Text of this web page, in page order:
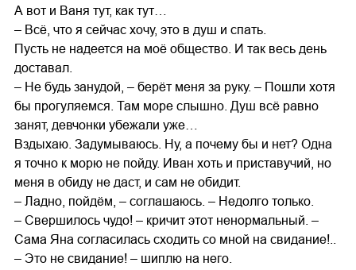
А вот и Ваня тут, как тут…
– Всё, что я сейчас хочу, это в душ и спать.
Пусть не надеется на моё общество. И так весь день
доставал.
– Не будь занудой, – берёт меня за руку. – Пошли хотя
бы прогуляемся. Там море слышно. Душ всё равно
занят, девчонки убежали уже…
Вздыхаю. Задумываюсь. Ну, а почему бы и нет? Одна
я точно к морю не пойду. Иван хоть и приставучий, но
меня в обиду не даст, и сам не обидит.
– Ладно, пойдём, – соглашаюсь. – Недолго только.
– Свершилось чудо! – кричит этот ненормальный. –
Сама Яна согласилась сходить со мной на свидание!..
– Это не свидание! – шиплю на него.